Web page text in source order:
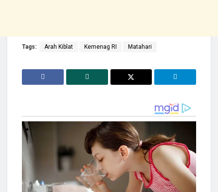
Tags: Arah Kiblat Kemenag RI Matahari